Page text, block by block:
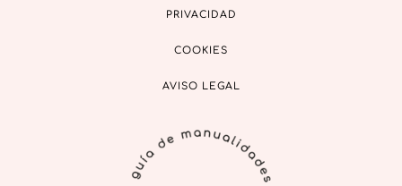
PRIVACIDAD
COOKIES
AVISO LEGAL